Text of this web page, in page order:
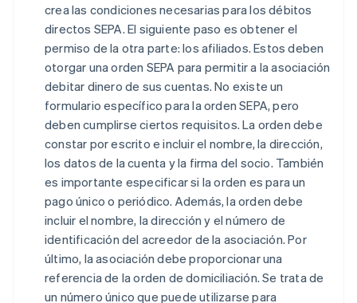
crea las condiciones necesarias para los débitos
directos SEPA. El siguiente paso es obtener el
permiso de la otra parte: los afiliados. Estos deben
otorgar una orden SEPA para permitir a la asociación
debitar dinero de sus cuentas. No existe un
formulario específico para la orden SEPA, pero
deben cumplirse ciertos requisitos. La orden debe
constar por escrito e incluir el nombre, la dirección,
los datos de la cuenta y la firma del socio. También
es importante especificar si la orden es para un
pago único o periódico. Además, la orden debe
incluir el nombre, la dirección y el número de
identificación del acreedor de la asociación. Por
último, la asociación debe proporcionar una
referencia de la orden de domiciliación. Se trata de
un número único que puede utilizarse para